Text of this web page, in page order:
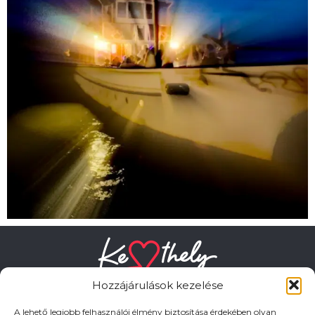
Hozzájárulások kezelése
A lehető legjobb felhasználói élmény biztosítása érdekében olyan